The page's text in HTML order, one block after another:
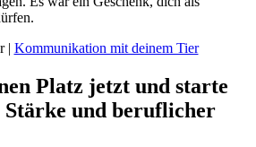
| Kommunikation mit deinem Tier
Platz jetzt und starte
Stärke und beruflicher